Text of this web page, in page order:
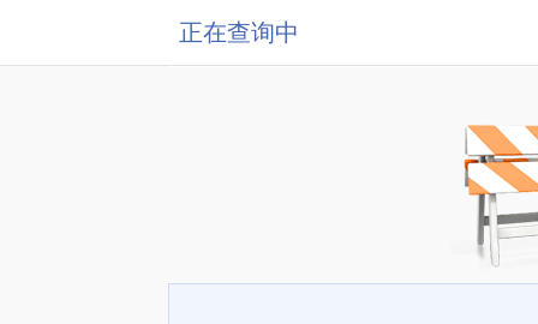
正在查询中